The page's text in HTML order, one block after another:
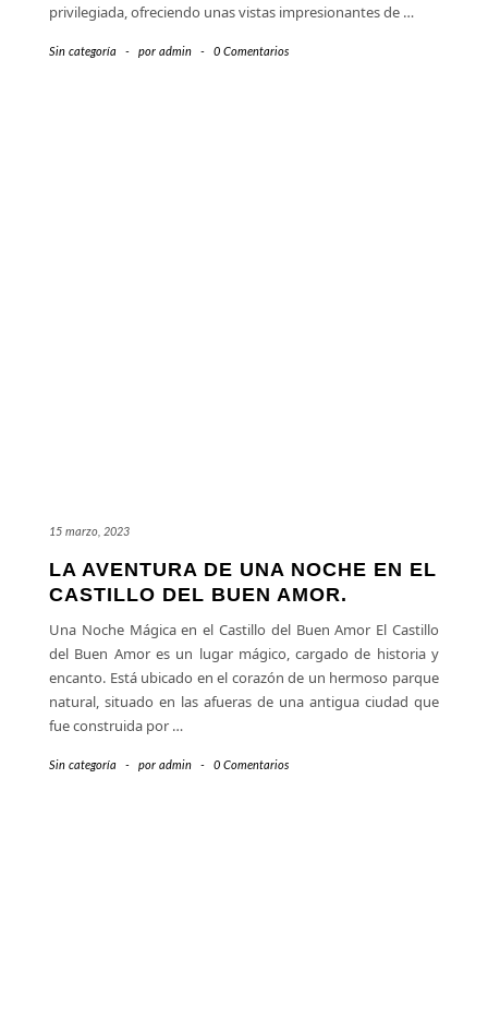
privilegiada, ofreciendo unas vistas impresionantes de …
Sin categoría - por admin - 0 Comentarios
15 marzo, 2023
LA AVENTURA DE UNA NOCHE EN EL
CASTILLO DEL BUEN AMOR.
Una Noche Mágica en el Castillo del Buen Amor El Castillo
del Buen Amor es un lugar mágico, cargado de historia y
encanto. Está ubicado en el corazón de un hermoso parque
natural, situado en las afueras de una antigua ciudad que
fue construida por …
Sin categoría - por admin - 0 Comentarios